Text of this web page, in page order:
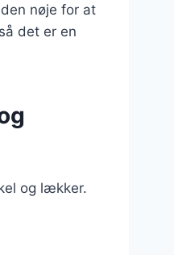
nøje for at
det er en
og lækker.